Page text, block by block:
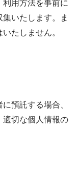
用方法を事前に
いたします。ま
たしません。
預託する場合、
適切な個人情報の